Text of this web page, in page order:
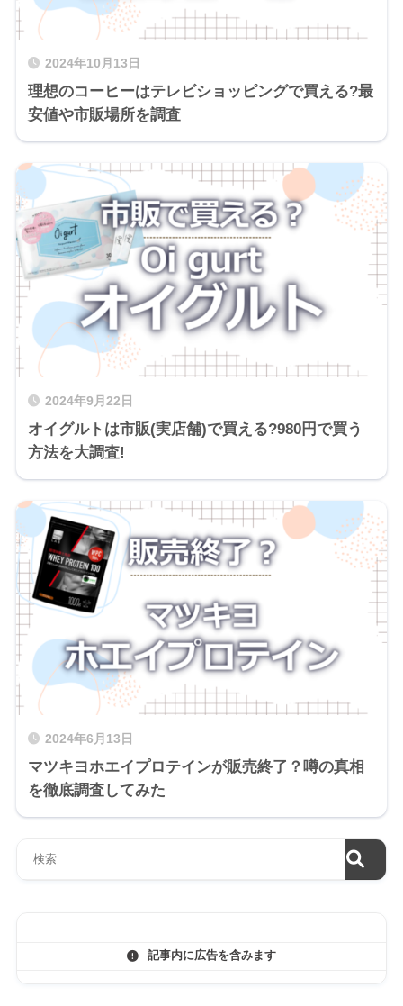
2024年10月13日
理想のコーヒーはテレビショッピングで買える?最
安値や市販場所を調査
2024年9月22日
オイグルトは市販(実店舗)で買える?980円で買う
方法を大調査!
2024年6月13日
マツキヨホエイプロテインが販売終了？噂の真相
を徹底調査してみた
記事内に広告を含みます